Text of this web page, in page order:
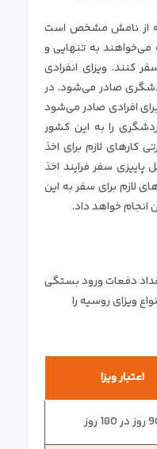
که از نامش مشخص است
می‌خواهند به تنهایی و
کنند. ویزای انفرادی
صادر می‌شود. در
افرادی صادر می‌شود
را به این کشور
کارهای لازم برای اخذ
پاییزی سفر فرایند اخذ
لازم برای سفر به این
انجام خواهد داد.
دفعات ورود بستگی
ویزای روسیه را
اعتبار ویزا
180 روز